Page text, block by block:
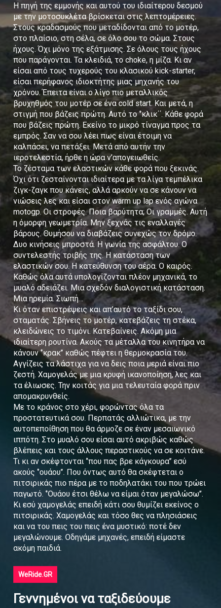
Η πηγή της εμμονής και αυτού του ιδιαίτερου δεσμού
με την μοτοσυκλέτα βρίσκεται στις λεπτομέρειες.
Στους κραδασμούς που μεταδίδονται από το μοτέρ,
στο πλαίσιο, στη σέλα, σε όλο σου το σώμα. Στους
ήχους. Όχι μόνο της εξάτμισης. Σε όλους τους ήχους
που παράγονται. Τα κλειδιά, το choke, η μίζα. Κι αν
είσαι από τους τυχερούς του κλασικού kick-starter,
είσαι περήφανος ιδιοκτήτης μιας μηχανής του
χρόνου. Έπειτα είναι ο λίγο πιο μεταλλικός
βρυχηθμός του μοτέρ σε ένα cold start. Και μετά, η
στιγμή που βάζεις πρώτη. Αυτό το ‘’κλικ΄΄. Κάθε φορά
που βάζεις πρώτη. Εκείνο το μικρό τίναγμα προς τα
εμπρός. Σαν να σου λέει πως είναι έτοιμη να
καλπάσει, να πετάξει. Μετά από αυτήν την
ιεροτελεστία, ήρθε η ώρα ν’απογειωθείς.
Το ζέσταμα των ελαστικών κάθε φορά που ξεκινάς.
Όχι ότι ζεσταίνονται ιδιαίτερα με τα λίγα τεμπέλικα
ζιγκ-ζαγκ που κάνεις, αλλά αρκούν να σε κάνουν να
νιώσεις λες και είσαι στον warm up lap ενός αγώνα
motogp. Οι στροφές. Ποια βαρύτητα; Οι γραμμές. Αυτή
η όμορφη γεωμετρία. Μην ξεχνάς τις εναλλαγές
βάρους. Θυμήσου να διαβάζεις συνεχώς τον δρόμο.
Δυο κινήσεις μπροστά. Η γωνία της ασφάλτου. Ο
συντελεστής τριβής της. Η κατάσταση των
ελαστικών σου. Η κατεύθυνση του αέρα. Ο καιρός.
Καθώς όλα αυτά υπολογίζονται πλέον μηχανικά, το
μυαλό αδειάζει. Μια σχεδόν διαλογιστική κατάσταση.
Μια ηρεμία. Σιωπή…
Κι όταν επιστρέψεις και απ’αυτό το ταξίδι σου,
σταματάς. Σβήνεις το μοτέρ, κατεβάζεις τη στέκα,
κλειδώνεις το τιμόνι. Κατεβαίνεις. Ακόμη μια
ιδιαίτερη ρουτίνα. Ακούς τα μέταλλα του κινητήρα να
κάνουν ‘’κρακ’’ καθώς πέφτει η θερμοκρασία του.
Αγγίζεις τα λάστιχα για να δεις ποια μεριά είναι πιο
ζεστή. Χαμογελάς με μια κρυφή ικανοποίηση, λες και
τα έλιωσες. Την κοιτάς για μια τελευταία φορά πριν
απομακρυνθείς.
Με το κράνος στο χέρι, φορώντας όλα τα
προστατευτικά σου. Περπατάς αλλιώτικα, με την
αυτοπεποίθηση που θα άρμοζε σε έναν μεσαιωνικό
ιππότη. Στο μυαλό σου είσαι αυτό ακριβώς καθώς
βλέπεις και τους άλλους περαστικούς να σε κοιτάνε.
Τι κι αν σκέφτονται ‘’που πας βρε κάγκουρα’’ εσύ
ακούς ‘’ουάου’’. Που όντως αυτό θα σκέφτεται ο
πιτσιρικάς πιο πέρα με το ποδηλατάκι του που τρώει
παγωτό. ‘’Ουάου έτσι θέλω να είμαι όταν μεγαλώσω’’.
Κι εσύ χαμογελάς επειδή κάτι σου θυμίζει εκείνος ο
πιτσιρικάς. Χαμογελάς και τόσο θες να πλησιάσεις
και να του πεις του πεις ένα μυστικό: ποτέ δεν
μεγαλώνουμε. Οδηγάμε μηχανές, επειδή είμαστε
ακόμη παιδιά.
WeRide.GR
Γεννημένοι να ταξιδεύουμε